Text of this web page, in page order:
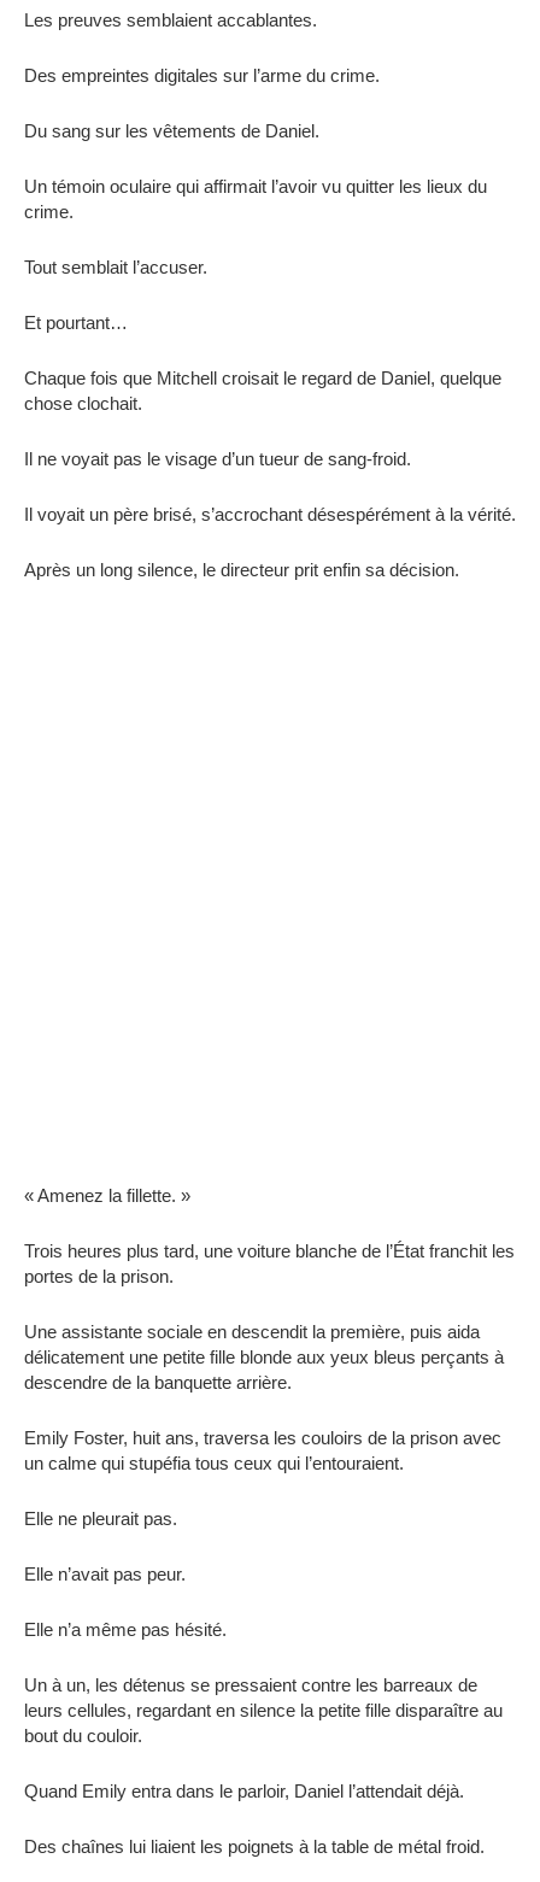
Les preuves semblaient accablantes.
Des empreintes digitales sur l’arme du crime.
Du sang sur les vêtements de Daniel.
Un témoin oculaire qui affirmait l’avoir vu quitter les lieux du
crime.
Tout semblait l’accuser.
Et pourtant…
Chaque fois que Mitchell croisait le regard de Daniel, quelque
chose clochait.
Il ne voyait pas le visage d’un tueur de sang-froid.
Il voyait un père brisé, s’accrochant désespérément à la vérité.
Après un long silence, le directeur prit enfin sa décision.
« Amenez la fillette. »
Trois heures plus tard, une voiture blanche de l’État franchit les
portes de la prison.
Une assistante sociale en descendit la première, puis aida
délicatement une petite fille blonde aux yeux bleus perçants à
descendre de la banquette arrière.
Emily Foster, huit ans, traversa les couloirs de la prison avec
un calme qui stupéfia tous ceux qui l’entouraient.
Elle ne pleurait pas.
Elle n’avait pas peur.
Elle n’a même pas hésité.
Un à un, les détenus se pressaient contre les barreaux de
leurs cellules, regardant en silence la petite fille disparaître au
bout du couloir.
Quand Emily entra dans le parloir, Daniel l’attendait déjà.
Des chaînes lui liaient les poignets à la table de métal froid.